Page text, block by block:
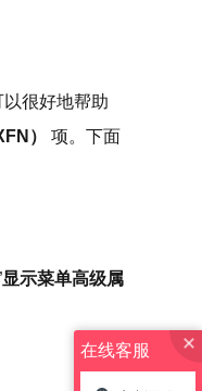
很好地帮助
）
项。下面
显示菜单高级属
在线客服